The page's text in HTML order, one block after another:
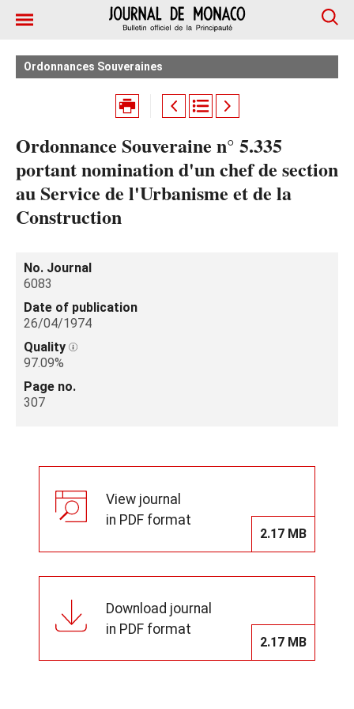
Ordonnances Souveraines
Ordonnance Souveraine n° 5.335
portant nomination d'un chef de section
au Service de l'Urbanisme et de la
Construction
No. Journal
6083
Date of publication
26/04/1974
Quality
97.09%
Page no.
307
View journal
in PDF format
2.17 MB
Download journal
in PDF format
2.17 MB